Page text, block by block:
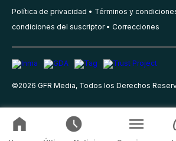
Política de privacidad Términos y
condiciones del suscriptor
Correcciones
©2026 GFR Media, Todos los Derechos